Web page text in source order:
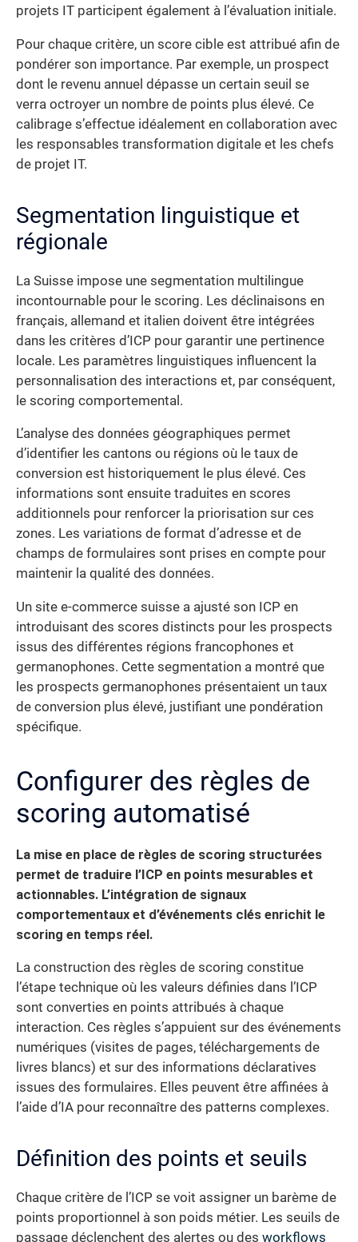
projets IT participent également à l’évaluation initiale.
Pour chaque critère, un score cible est attribué afin de
pondérer son importance. Par exemple, un prospect
dont le revenu annuel dépasse un certain seuil se
verra octroyer un nombre de points plus élevé. Ce
calibrage s’effectue idéalement en collaboration avec
les responsables transformation digitale et les chefs
de projet IT.
Segmentation linguistique et
régionale
La Suisse impose une segmentation multilingue
incontournable pour le scoring. Les déclinaisons en
français, allemand et italien doivent être intégrées
dans les critères d’ICP pour garantir une pertinence
locale. Les paramètres linguistiques influencent la
personnalisation des interactions et, par conséquent,
le scoring comportemental.
L’analyse des données géographiques permet
d’identifier les cantons ou régions où le taux de
conversion est historiquement le plus élevé. Ces
informations sont ensuite traduites en scores
additionnels pour renforcer la priorisation sur ces
zones. Les variations de format d’adresse et de
champs de formulaires sont prises en compte pour
maintenir la qualité des données.
Un site e-commerce suisse a ajusté son ICP en
introduisant des scores distincts pour les prospects
issus des différentes régions francophones et
germanophones. Cette segmentation a montré que
les prospects germanophones présentaient un taux
de conversion plus élevé, justifiant une pondération
spécifique.
Configurer des règles de
scoring automatisé
La mise en place de règles de scoring structurées
permet de traduire l’ICP en points mesurables et
actionnables. L’intégration de signaux
comportementaux et d’événements clés enrichit le
scoring en temps réel.
La construction des règles de scoring constitue
l’étape technique où les valeurs définies dans l’ICP
sont converties en points attribués à chaque
interaction. Ces règles s’appuient sur des événements
numériques (visites de pages, téléchargements de
livres blancs) et sur des informations déclaratives
issues des formulaires. Elles peuvent être affinées à
l’aide d’IA pour reconnaître des patterns complexes.
Définition des points et seuils
Chaque critère de l’ICP se voit assigner un barème de
points proportionnel à son poids métier. Les seuils de
passage déclenchent des alertes ou des workflows